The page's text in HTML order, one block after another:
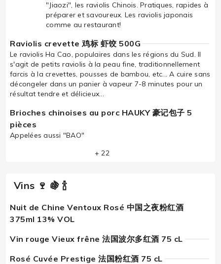
"Jiaozi", les raviolis Chinois. Pratiques, rapides à
préparer et savoureux. Les raviolis japonais
comme au restaurant!
Raviolis crevette 鸡标 虾饺 500G
Le raviolis Ha Cao, populaires dans les régions du Sud. Il
s'agit de petits raviolis à la peau fine, traditionnellement
farcis à la crevettes, pousses de bambou, etc... A cuire sans
décongeler dans un panier à vapeur 7-8 minutes pour un
résultat tendre et délicieux...
Brioches chinoises au porc HAUKY 豪记包子 5
pièces
Appelées aussi "BAO"
+ 22
Vins 🍷 🍇 🍾
Nuit de Chine Ventoux Rosé 中国之夜粉红酒
375ml 13% VOL
Vin rouge Vieux frêne 法国波尔多红酒 75 cL
Rosé Cuvée Prestige 法国粉红酒 75 cL